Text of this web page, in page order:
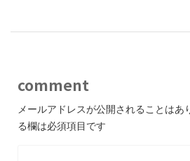
comment
メールアドレスが公開されることはあ
る欄は必須項目です